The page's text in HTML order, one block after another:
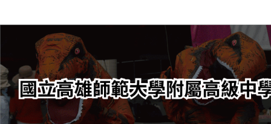
轉
要
內
容